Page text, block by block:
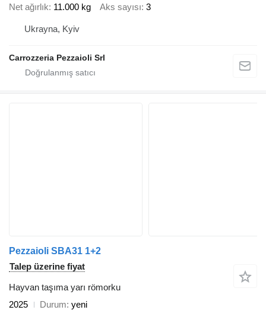
Net ağırlık 11.000 kg Aks sayısı 3
Ukrayna, Kyiv
Carrozzeria Pezzaioli Srl
Pezzaioli SBA31 1+2
Talep üzerine fiyat
Hayvan taşıma yarı römorku
2025
Durum yeni